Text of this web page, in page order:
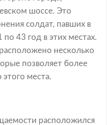
шоссе. Это
солдат, павших в
43 год в этих местах.
несколько
позволяет более
места.
расположился